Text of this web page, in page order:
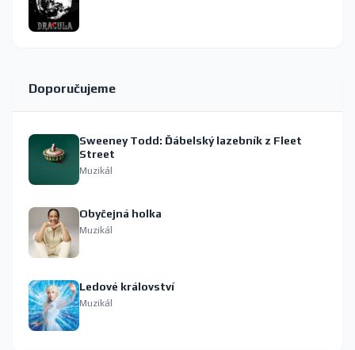
Doporučujeme
Sweeney Todd: Ďábelský lazebník z Fleet
Street
Muzikál
Obyčejná holka
Muzikál
Ledové království
Muzikál